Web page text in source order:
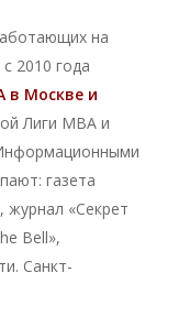
на
2010 года
в Москве и
Лиги МВА и
газета
«Секрет
Bell»,
Санкт-